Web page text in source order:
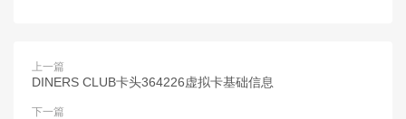
上一篇
DINERS CLUB卡头364226虚拟卡基础信息
下一篇